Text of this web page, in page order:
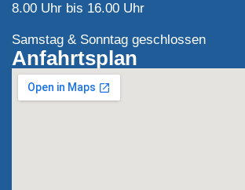
8.00 Uhr bis 16.00 Uhr
Samstag & Sonntag geschlossen
Anfahrtsplan